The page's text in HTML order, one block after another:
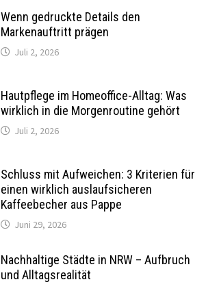
Wenn gedruckte Details den
Markenauftritt prägen
Juli 2, 2026
Hautpflege im Homeoffice-Alltag: Was
wirklich in die Morgenroutine gehört
Juli 2, 2026
Schluss mit Aufweichen: 3 Kriterien für
einen wirklich auslaufsicheren
Kaffeebecher aus Pappe
Juni 29, 2026
Nachhaltige Städte in NRW – Aufbruch
und Alltagsrealität